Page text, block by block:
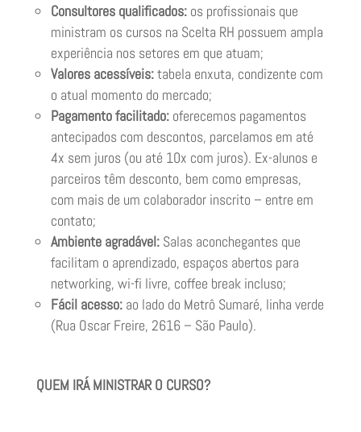
Consultores qualificados:os profissionais que
ministram os cursos na Scelta RH possuem ampla
experiência nos setores em que atuam;
Valores acessíveis:tabela enxuta, condizente com
o atual momento do mercado;
Pagamento facilitado:oferecemos pagamentos
antecipados com descontos, parcelamos em até
4x sem juros (ou até 10x com juros). Ex-alunos e
parceiros têm desconto, bem como empresas,
com mais de um colaborador inscrito – entre em
contato;
Ambiente agradável:Salas aconchegantes que
facilitam o aprendizado, espaços abertos para
networking, wi-fi livre, coffee break incluso;
Fácil acesso:ao lado do Metrô Sumaré, linha verde
(Rua Oscar Freire, 2616 – São Paulo).
QUEM IRÁ MINISTRAR O CURSO?